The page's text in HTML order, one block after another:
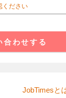
ください
合わせする
JobTimesと